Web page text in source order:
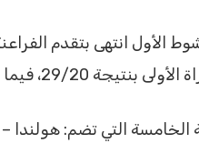
وخسر منتخب مصر
التي تضم: هولندا –